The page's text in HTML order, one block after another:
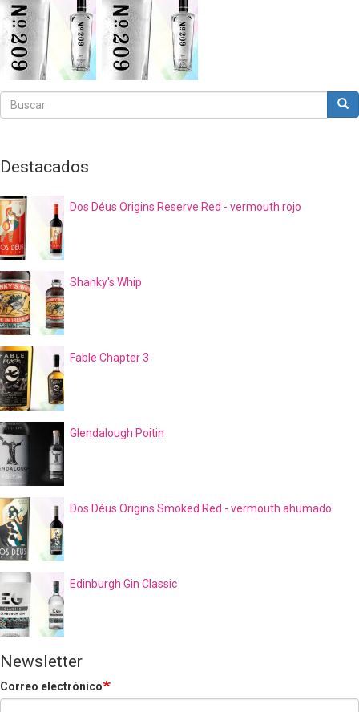
Buscar
Buscar
Destacados
Dos Déus Origins Reserve Red - vermouth rojo
Shanky's Whip
Fable Chapter 3
Glendalough Poitin
Dos Déus Origins Smoked Red - vermouth ahumado
Edinburgh Gin Classic
Newsletter
Correo electrónico